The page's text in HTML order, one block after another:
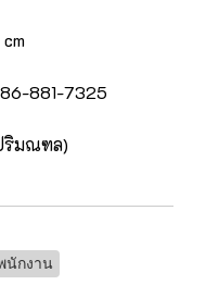
881-7325
ริมณฑล)
นักงาน